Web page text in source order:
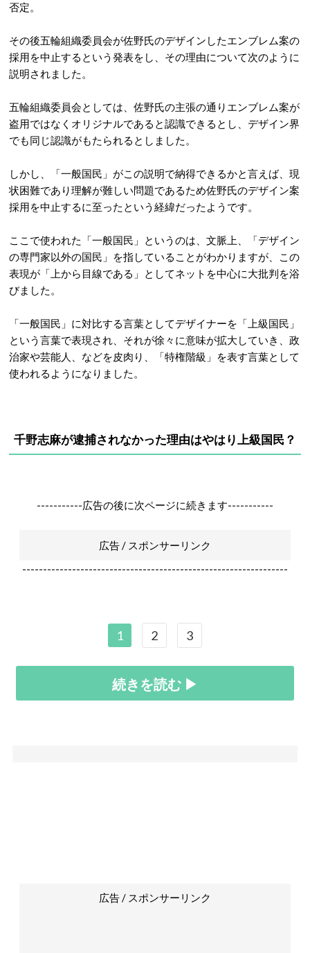
否定。
その後五輪組織委員会が佐野氏のデザインしたエンブレム案の
採用を中止するという発表をし、その理由について次のように
説明されました。
五輪組織委員会としては、佐野氏の主張の通りエンブレム案が
盗用ではなくオリジナルであると認識できるとし、デザイン界
でも同じ認識がもたられるとしました。
しかし、「一般国民」がこの説明で納得できるかと言えば、現
状困難であり理解が難しい問題であるため佐野氏のデザイン案
採用を中止するに至ったという経緯だったようです。
ここで使われた「一般国民」というのは、文脈上、「デザイン
の専門家以外の国民」を指 していることがわかりますが、この
表現が「上から目線である」としてネットを中心に大批判を浴
びました。
「一般国民」に対比する言葉としてデザイナーを「上級国民」
という言葉で表現され、それが徐々に意味が拡大していき、政
治家や芸能人、などを皮肉り、「特権階級」を表す言葉として
使われるようになりました。
千野志麻が逮捕されなかった理由はやはり上級国民？
-----------広告の後に次ページに続きます-----------
広告 / スポンサーリンク
----------------------------------------------------------------
1 2 3
続きを読む ▶
広告 / スポンサーリンク